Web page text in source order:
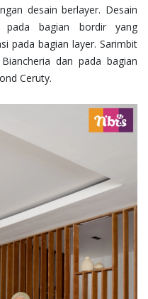
desain berlayer. Desain
pada bagian bordir yang
pada bagian layer. Sarimbit
dan pada bagian
Ceruty.